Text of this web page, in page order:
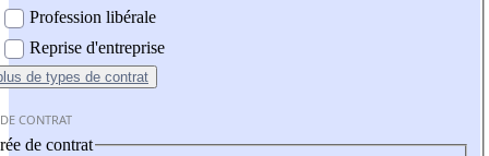
Profession libérale
Reprise d'entreprise
de types de contrat
CONTRAT
de contrat